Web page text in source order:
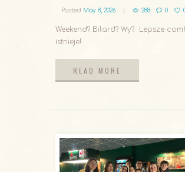
Posted May 8, 2026 288 0
Weekend? Bilard? Wy? Lepsze
istnieje!
READ MORE